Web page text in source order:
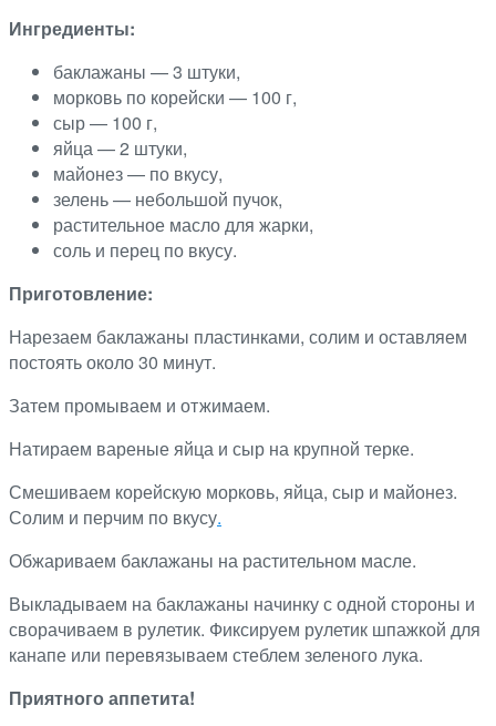
Ингредиенты:
баклажаны — 3 штуки,
морковь по корейски — 100 г,
сыр — 100 г,
яйца — 2 штуки,
майонез — по вкусу,
зелень — небольшой пучок,
растительное масло для жарки,
соль и перец по вкусу.
Приготовление:
Нарезаем баклажаны пластинками, солим и оставляем
постоять около 30 минут.
Затем промываем и отжимаем.
Натираем вареные яйца и сыр на крупной терке.
Смешиваем корейскую морковь, яйца, сыр и майонез.
Солим и перчим по вкусу.
Обжариваем баклажаны на растительном масле.
Выкладываем на баклажаны начинку с одной стороны и
сворачиваем в рулетик. Фиксируем рулетик шпажкой для
канапе или перевязываем стеблем зеленого лука.
Приятного аппетита!